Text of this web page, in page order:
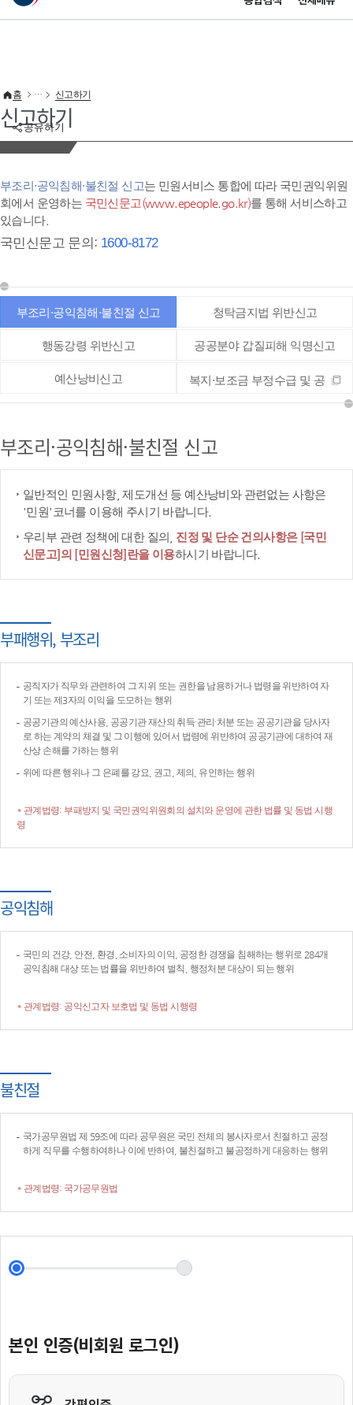
이 누리집은 대한민국 공식 전자정부 누리집입니다.
공유하기
홈 신고하기
신고하기
부조리·공익침해·불친절 신고는 민원서비스 통합에 따라 국민권익위원
회에서 운영하는 국민신문고(www.epeople.go.kr)를 통해 서비스하고
있습니다.
국민신문고 문의: 1600-8172
부조리·공익침해·불친절 신고 청탁금지법 위반신고
행동강령 위반신고 공공분야 갑질피해 익명신고
예산낭비신고 복지·보조금 부정수급 및 공
부조리·공익침해·불친절 신고
일반적인 민원사항, 제도개선 등 예산낭비와 관련없는 사항은
'민원'코너를 이용해 주시기 바랍니다.
우리부 관련 정책에 대한 질의, 진정 및 단순 건의사항은 [국민
신문고]의 [민원신청]란을 이용하시기 바랍니다.
부패행위, 부조리
공직자가 직무와 관련하여 그 지위 또는 권한을 남용하거나 법령을 위반하여 자
기 또는 제3자의 이익을 도모하는 행위
공공기관의 예산사용, 공공기관 재산의 취득·관리·처분 또는 공공기관을 당사자
로 하는 계약의 체결 및 그 이행에 있어서 법령에 위반하여 공공기관에 대하여 재
산상 손해를 가하는 행위
위에 따른 행위나 그 은폐를 강요, 권고, 제의, 유인하는 행위
* 관계법령: 부패방지 및 국민권익위원회의 설치와 운영에 관한 법률 및 동법 시행
령
공익침해
국민의 건강, 안전, 환경, 소비자의 이익, 공정한 경쟁을 침해하는 행위로 284개
공익침해 대상 또는 법률을 위반하여 벌칙, 행정처분 대상이 되는 행위
* 관계법령: 공익신고자 보호법 및 동법 시행령
불친절
국가공무원법 제 59조에 따라 공무원은 국민 전체의 봉사자로서 친절하고 공정
하게 직무를 수행하여하나 이에 반하여, 불친절하고 불공정하게 대응하는 행위
* 관계법령: 국가공무원법